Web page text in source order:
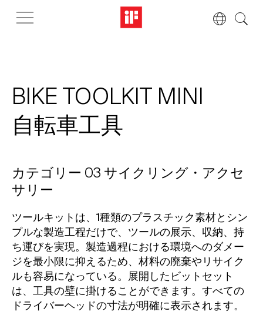
BIKE TOOLKIT MINI
自転車工具
カテゴリー 03 サイクリング・アクセ
サリー
ツールキットは、1種類のプラスチック素材とシン
プルな製造工程だけで、ツールの展示、収納、持
ち運びを実現。製造過程における環境へのダメー
ジを最小限に抑えるため、材料の廃棄やリサイク
ルも容易になっている。展開したビットセット
は、工具の壁に掛けることができます。すべての
ドライバーヘッドの寸法が明確に表示されます。